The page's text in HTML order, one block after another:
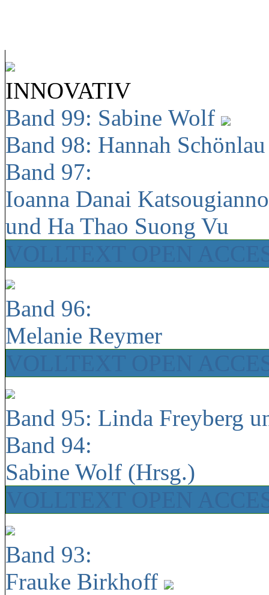
INNOVATIV
Band 99: Sabine Wolf
Band 98: Hannah
Band 97:
Ioanna Danai
und Ha Thao Suong Vu
Band 96:
Melanie Reymer
Band 95: Linda Freyberg
Band 94:
Sabine Wolf (Hrsg.)
Band 93:
Frauke Birkhoff